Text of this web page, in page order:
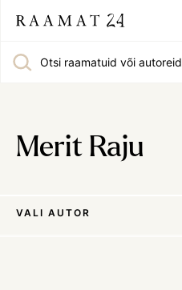
Otsi raamatuid või autoreid
Merit Raju
VALI AUTOR